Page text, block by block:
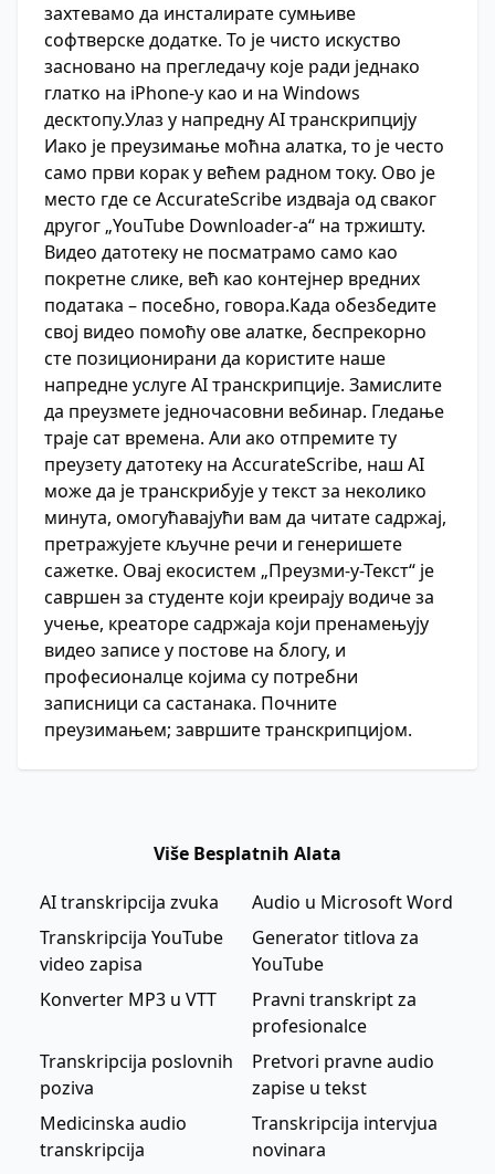
захтевамо да инсталирате сумњиве
софтверске додатке. То је чисто искуство
засновано на прегледачу које ради једнако
глатко на iPhone-у као и на Windows
десктопу.Улаз у напредну AI транскрипцију
Иако је преузимање моћна алатка, то је често
само први корак у већем радном току. Ово је
место где се AccurateScribe издваја од сваког
другог „YouTube Downloader-а“ на тржишту.
Видео датотеку не посматрамо само као
покретне слике, већ као контејнер вредних
података – посебно, говора.Када обезбедите
свој видео помоћу ове алатке, беспрекорно
сте позиционирани да користите наше
напредне услуге AI транскрипције. Замислите
да преузмете једночасовни вебинар. Гледање
траје сат времена. Али ако отпремите ту
преузету датотеку на AccurateScribe, наш AI
може да је транскрибује у текст за неколико
минута, омогућавајући вам да читате садржај,
претражујете кључне речи и генеришете
сажетке. Овај екосистем „Преузми-у-Текст“ је
савршен за студенте који креирају водиче за
учење, креаторе садржаја који пренамењују
видео записе у постове на блогу, и
професионалце којима су потребни
записници са састанака. Почните
преузимањем; завршите транскрипцијом.
Više Besplatnih Alata
AI transkripcija zvuka
Audio u Microsoft Word
Transkripcija YouTube
video zapisa
Generator titlova za
YouTube
Konverter MP3 u VTT
Pravni transkript za
profesionalce
Transkripcija poslovnih
poziva
Pretvori pravne audio
zapise u tekst
Medicinska audio
transkripcija
Transkripcija intervjua
novinara